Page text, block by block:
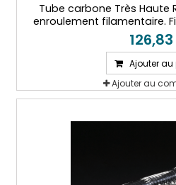
Tube carbone Très Haute
enroulement filamentaire.
T800) et
Ajouter au
Ajouter au